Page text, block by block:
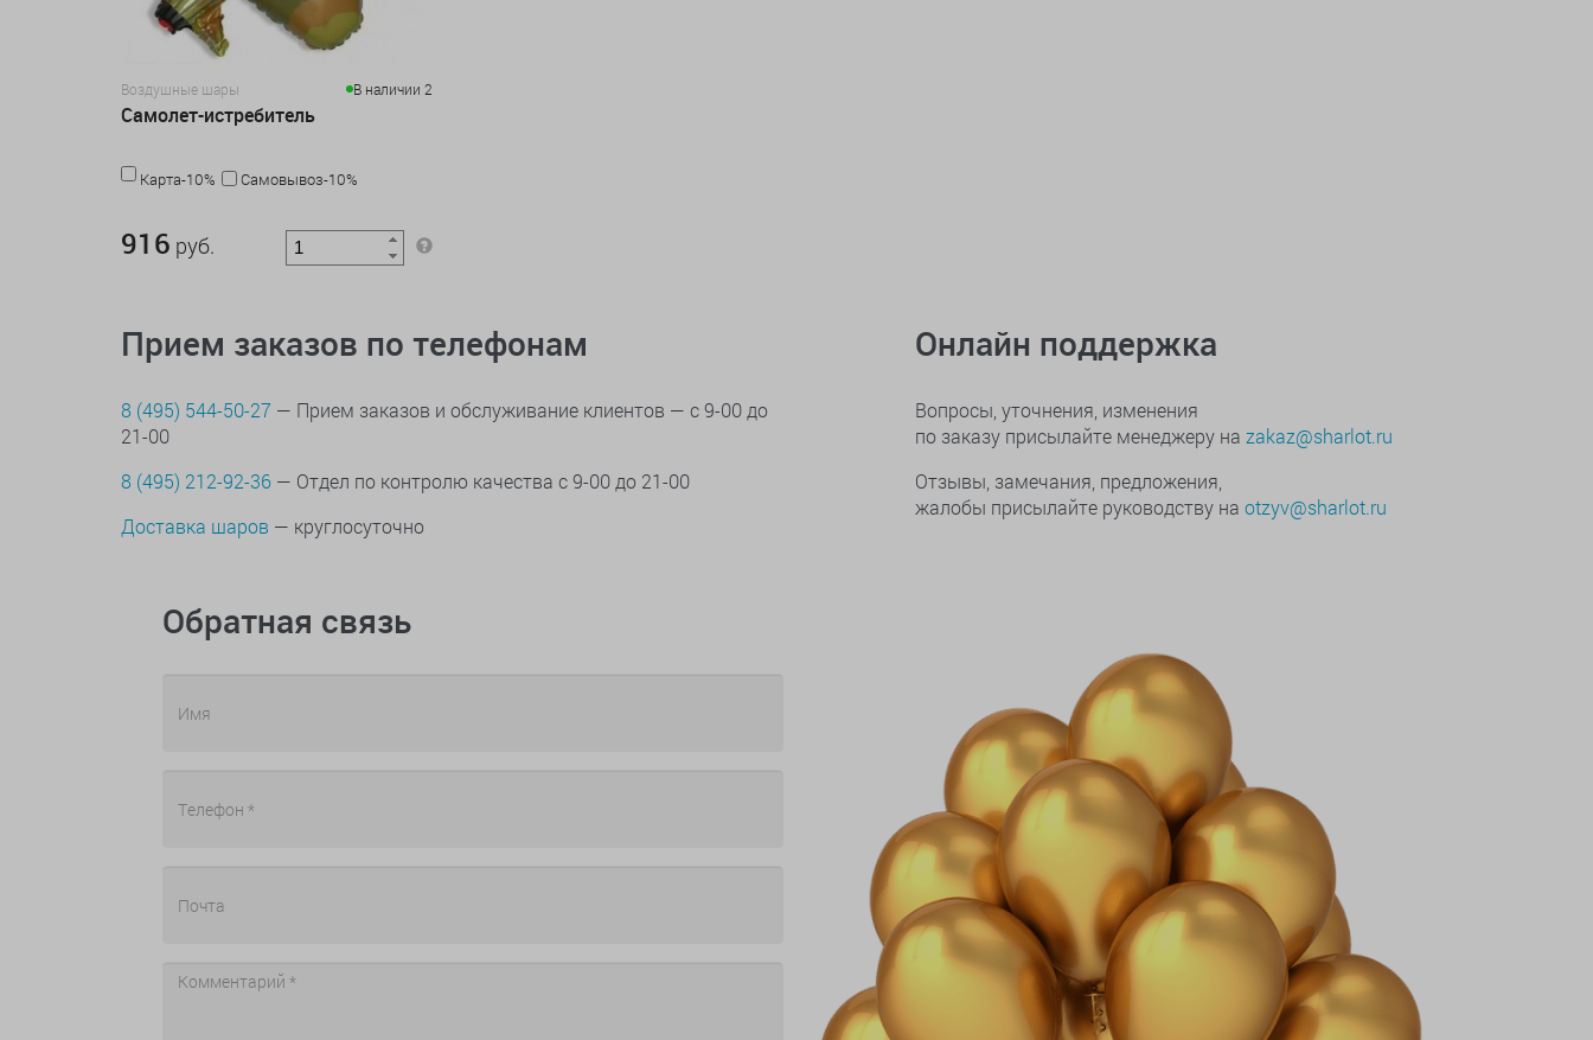
Воздушные шары В наличии 2
Самолет-истребитель
Карта-10%
Самовывоз-10%
916 руб.
Прием заказов по телефонам
8 (495) 544-50-27 — Прием заказов и обслуживание клиентов — с 9-00 до
21-00
8 (495) 212-92-36 — Отдел по контролю качества с 9-00 до 21-00
Доставка шаров — круглосуточно
Онлайн поддержка
Вопросы, уточнения, изменения
по заказу присылайте менеджеру на zakaz@sharlot.ru
Отзывы, замечания, предложения,
жалобы присылайте руководству на otzyv@sharlot.ru
Обратная связь